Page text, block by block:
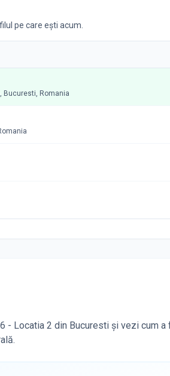
pe care ești acum.
Bucuresti, Romania
- Locatia 2 din Bucuresti și vezi cum